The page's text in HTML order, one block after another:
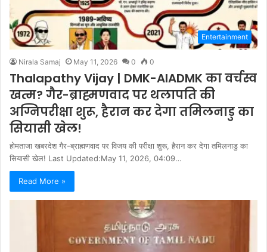
Entertainment
Nirala Samaj May 11, 2026 0 0
Thalapathy Vijay | DMK-AIADMK का वर्चस्व
खत्म? गैर-ब्राह्मणवाद पर थलापति की
अग्निपरीक्षा शुरू, हैरान कर देगा तमिलनाडु का
सियासी खेल!
होमताजा खबरदेश गैर-ब्राह्मणवाद पर विजय की परीक्षा शुरू, हैरान कर देगा तमिलनाडु का
सियासी खेल! Last Updated:May 11, 2026, 04:09…
Read More »